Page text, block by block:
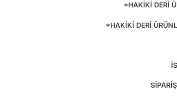
*HAKİKİ DERİ
*HAKİKİ DERİ